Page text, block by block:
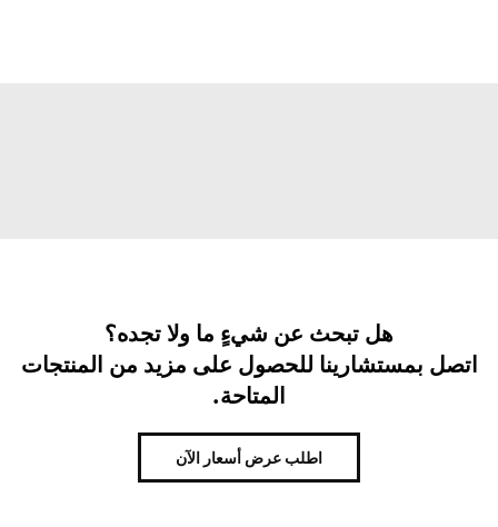
هل تبحث عن شيءٍ ما ولا تجده؟
اتصل بمستشارينا للحصول على مزيد من المنتجات
المتاحة.
اطلب عرض أسعار الآن